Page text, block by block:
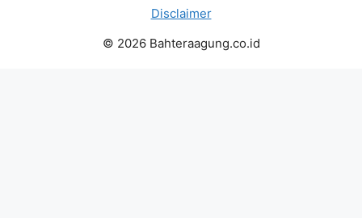
Disclaimer
© 2026 Bahteraagung.co.id